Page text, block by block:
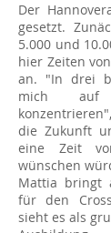
Der
gesetzt.
5.000 und
hier Zeiten
an. "In drei
mich auf
die Zukunft
eine Zeit
wünschen
Mattia bringt
für den
sieht es als